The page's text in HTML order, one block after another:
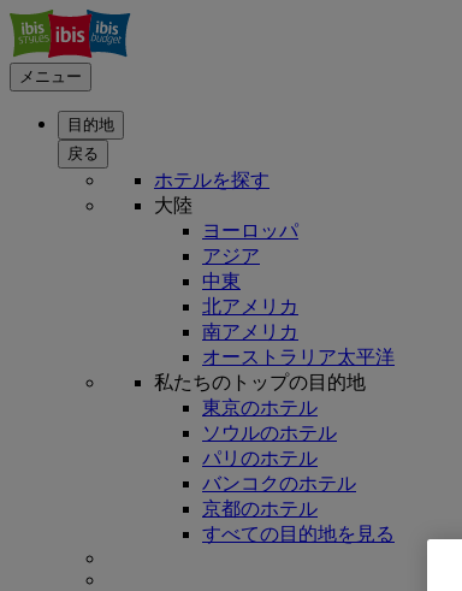
メニュー
目的地
戻る
ホテルを探す
大陸
ヨーロッパ
アジア
中東
北アメリカ
南アメリカ
オーストラリア太平洋
私たちのトップの目的地
東京のホテル
ソウルのホテル
パリのホテル
バンコクのホテル
京都のホテル
すべての目的地を見る